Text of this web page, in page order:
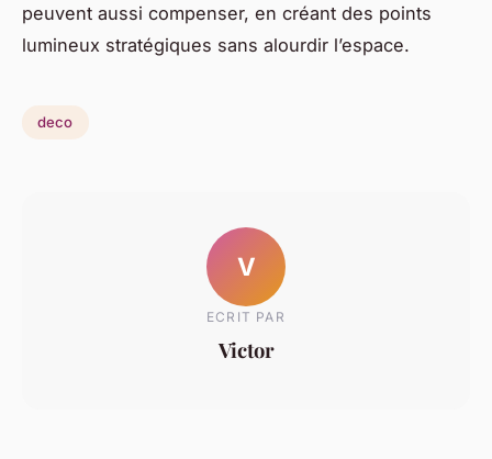
peuvent aussi compenser, en créant des points
lumineux stratégiques sans alourdir l’espace.
deco
V
ECRIT PAR
Victor